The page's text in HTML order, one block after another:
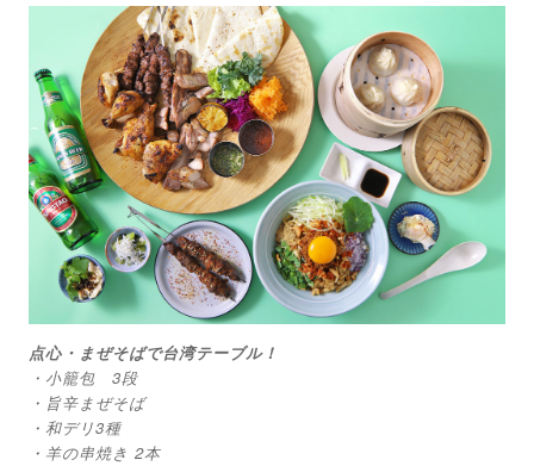
点心・まぜそばで台湾テーブル！
・小籠包 3段
・旨辛まぜそば
・和デリ3種
・羊の串焼き 2本